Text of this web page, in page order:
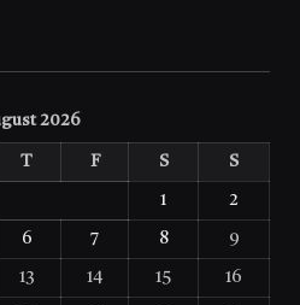
2026
T F S S
1 2
6 7 8 9
13 14 15 16